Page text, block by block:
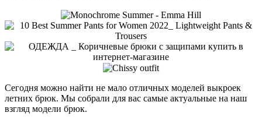
Сегодня можно найти не мало отличных моделей выкроек
летних брюк. Мы собрали для вас самые актуальные на наш
взгляд модели брюк.